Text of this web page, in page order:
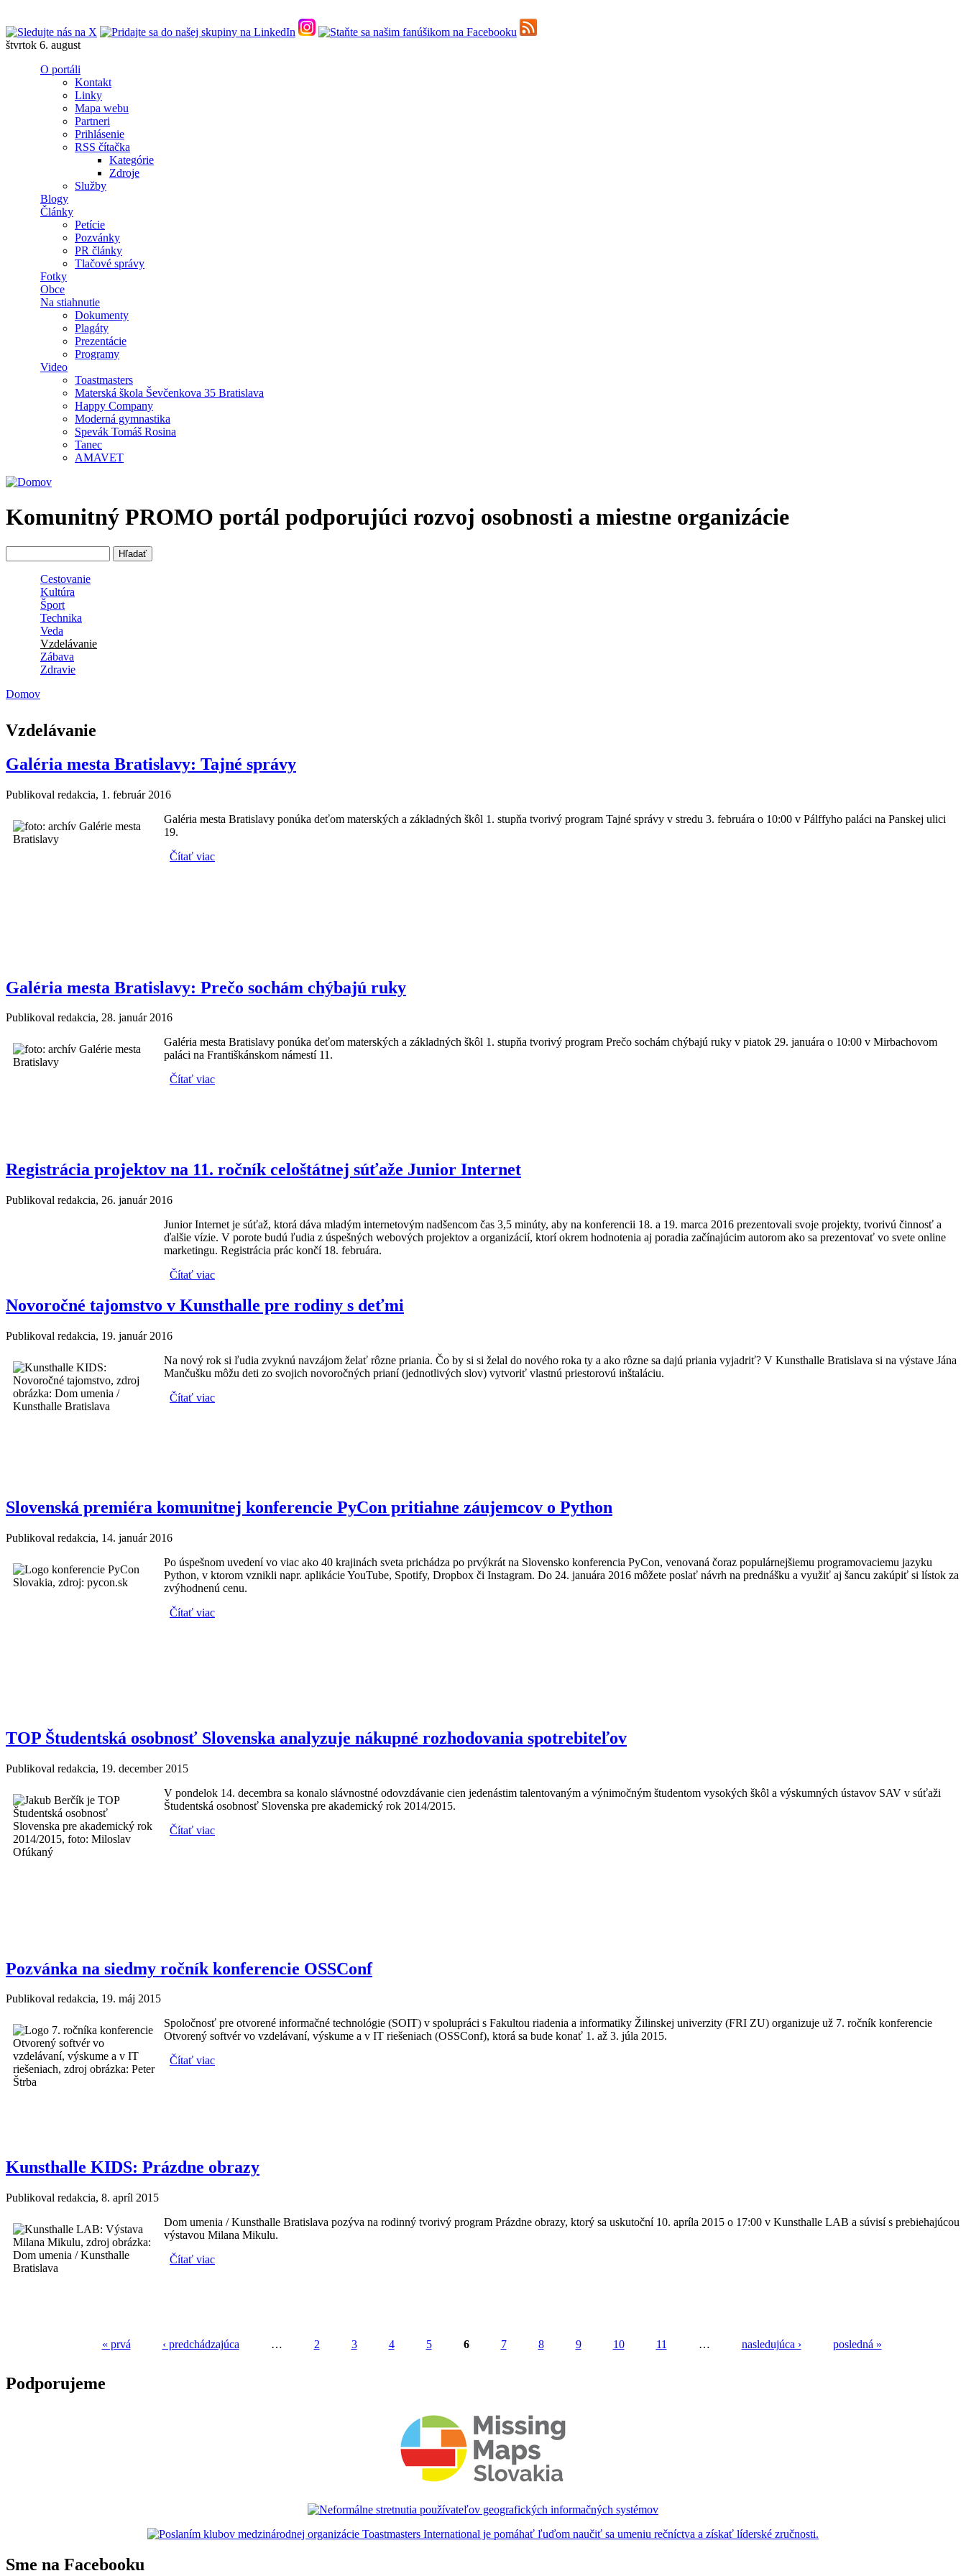
Skočiť na hlavný obsah
štvrtok 6. august
O portáli
Kontakt
Linky
Mapa webu
Partneri
Prihlásenie
RSS čítačka
Kategórie
Zdroje
Služby
Blogy
Články
Petície
Pozvánky
PR články
Tlačové správy
Fotky
Obce
Na stiahnutie
Dokumenty
Plagáty
Prezentácie
Programy
Video
Toastmasters
Materská škola Ševčenkova 35 Bratislava
Happy Company
Moderná gymnastika
Spevák Tomáš Rosina
Tanec
AMAVET
Komunitný PROMO portál podporujúci rozvoj osobnosti a miestne organizácie
Cestovanie
Kultúra
Šport
Technika
Veda
Vzdelávanie
Zábava
Zdravie
Domov
Vzdelávanie
Galéria mesta Bratislavy: Tajné správy
Publikoval redakcia, 1. február 2016
Galéria mesta Bratislavy ponúka deťom materských a základných škôl 1. stupňa tvorivý program Tajné správy v stredu 3. februára o 10:00 v Pálffyho paláci na Panskej ulici
19.
Čítať viac
Galéria mesta Bratislavy: Prečo sochám chýbajú ruky
Publikoval redakcia, 28. január 2016
Galéria mesta Bratislavy ponúka deťom materských a základných škôl 1. stupňa tvorivý program Prečo sochám chýbajú ruky v piatok 29. januára o 10:00 v Mirbachovom
paláci na Františkánskom námestí 11.
Čítať viac
Registrácia projektov na 11. ročník celoštátnej súťaže Junior Internet
Publikoval redakcia, 26. január 2016
Junior Internet je súťaž, ktorá dáva mladým internetovým nadšencom čas 3,5 minúty, aby na konferencii 18. a 19. marca 2016 prezentovali svoje projekty, tvorivú činnosť a
ďalšie vízie. V porote budú ľudia z úspešných webových projektov a organizácií, ktorí okrem hodnotenia aj poradia začínajúcim autorom ako sa prezentovať vo svete online
marketingu. Registrácia prác končí 18. februára.
Čítať viac
Novoročné tajomstvo v Kunsthalle pre rodiny s deťmi
Publikoval redakcia, 19. január 2016
Na nový rok si ľudia zvyknú navzájom želať rôzne priania. Čo by si si želal do nového roka ty a ako rôzne sa dajú priania vyjadriť? V Kunsthalle Bratislava si na výstave Jána
Mančušku môžu deti zo svojich novoročných prianí (jednotlivých slov) vytvoriť vlastnú priestorovú inštaláciu.
Čítať viac
Slovenská premiéra komunitnej konferencie PyCon pritiahne záujemcov o Python
Publikoval redakcia, 14. január 2016
Po úspešnom uvedení vo viac ako 40 krajinách sveta prichádza po prvýkrát na Slovensko konferencia PyCon, venovaná čoraz populárnejšiemu programovaciemu jazyku
Python, v ktorom vznikli napr. aplikácie YouTube, Spotify, Dropbox či Instagram. Do 24. januára 2016 môžete poslať návrh na prednášku a využiť aj šancu zakúpiť si lístok za
zvýhodnenú cenu.
Čítať viac
TOP Študentská osobnosť Slovenska analyzuje nákupné rozhodovania spotrebiteľov
Publikoval redakcia, 19. december 2015
V pondelok 14. decembra sa konalo slávnostné odovzdávanie cien jedenástim talentovaným a výnimočným študentom vysokých škôl a výskumných ústavov SAV v súťaži
Študentská osobnosť Slovenska pre akademický rok 2014/2015.
Čítať viac
Pozvánka na siedmy ročník konferencie OSSConf
Publikoval redakcia, 19. máj 2015
Spoločnosť pre otvorené informačné technológie (SOIT) v spolupráci s Fakultou riadenia a informatiky Žilinskej univerzity (FRI ZU) organizuje už 7. ročník konferencie
Otvorený softvér vo vzdelávaní, výskume a v IT riešeniach (OSSConf), ktorá sa bude konať 1. až 3. júla 2015.
Čítať viac
Kunsthalle KIDS: Prázdne obrazy
Publikoval redakcia, 8. apríl 2015
Dom umenia / Kunsthalle Bratislava pozýva na rodinný tvorivý program Prázdne obrazy, ktorý sa uskutoční 10. apríla 2015 o 17:00 v Kunsthalle LAB a súvisí s prebiehajúcou
výstavou Milana Mikulu.
Čítať viac
« prvá ‹ predchádzajúca … 2 3 4 5 6 7 8 9 10 11 … nasledujúca › posledná »
Podporujeme
Sme na Facebooku